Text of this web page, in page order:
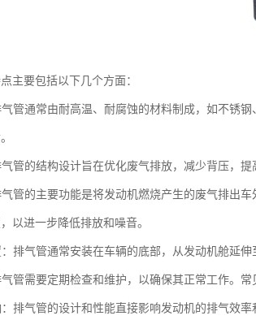
主要包括以下几个方面：
管通常由耐高温、耐腐蚀的材料制成，如不锈
管的结构设计旨在优化废气排放，减少背压，
管的主要功能是将发动机燃烧产生的废气排出
以进一步降低排放和噪音。
排气管通常安装在车辆的底部，从发动机舱延
管需要定期检查和维护，以确保其正常工作。
排气管的设计和性能直接影响发动机的排气效